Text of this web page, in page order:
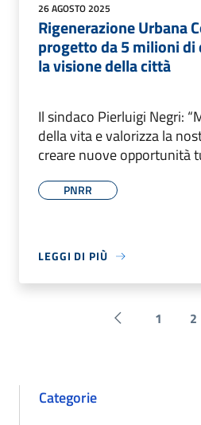
26 AGOSTO 2025
Rigenerazione Urbana
progetto da 5 milioni di
la visione della città
Il sindaco Pierluigi Negri:
della vita e valorizza la
creare nuove opportunità
PNRR
LEGGI DI PIÙ
Pagina 1 2
Categorie